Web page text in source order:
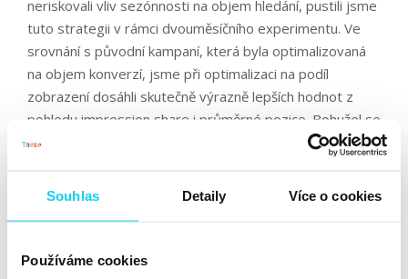
Souhlas Detaily Více o cookies
Používáme cookies
neriskovali vliv sezónnosti na objem hledání, pustili jsme
tuto strategii v rámci dvouměsíčního experimentu. Ve
srovnání s původní kampaní, která byla optimalizovaná
na objem konverzí, jsme při optimalizaci na podíl
zobrazení dosáhli skutečně výrazně lepších hodnot z
pohledu impression share i průměrné pozice. Bohužel se
nám však nepotvrdila naše hypotéza, a tedy že by s
konverzí, čímž ale tuto možnost nechceme vyloučit.
otestovat v případech, kdy klientovi záleží na tom, aby